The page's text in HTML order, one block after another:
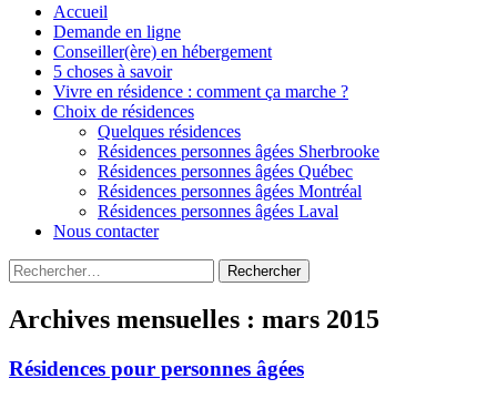
Accueil
Demande en ligne
Conseiller(ère) en hébergement
5 choses à savoir
Vivre en résidence : comment ça marche ?
Choix de résidences
Quelques résidences
Résidences personnes âgées Sherbrooke
Résidences personnes âgées Québec
Résidences personnes âgées Montréal
Résidences personnes âgées Laval
Nous contacter
Rechercher :
Archives mensuelles : mars 2015
Résidences pour personnes âgées